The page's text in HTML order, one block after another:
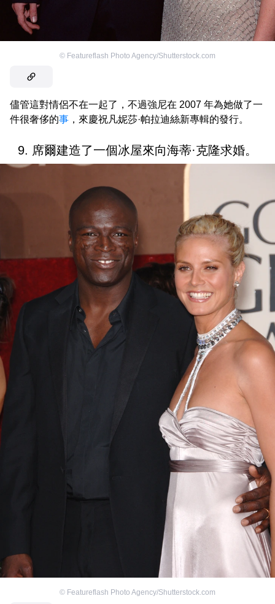
© Featureflash Photo Agency/Shutterstock.com
儘管這對情侶不在一起了，不過強尼在 2007 年為她做了一
件很奢侈的事 ，來慶祝凡妮莎·帕拉迪絲新專輯的發行。
9. 席爾建造了一個冰屋來向海蒂·克隆求婚。
© Featureflash Photo Agency/Shutterstock.com